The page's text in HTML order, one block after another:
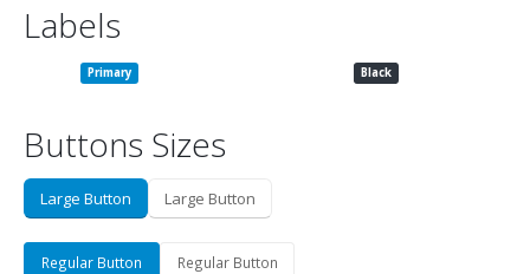
Labels
Primary Black
Buttons Sizes
Large Button Large Button
Regular Button Regular Button